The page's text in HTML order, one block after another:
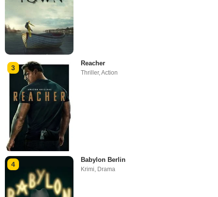
3
Reacher
Thriller,Action
4
Babylon Berlin
Krimi, Drama